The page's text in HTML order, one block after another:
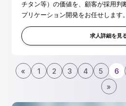
チタン等）の価値を、顧客が採用判
プリケーション開発をお任せします。 【具体的には】 ◆提
用の処方開発（アプリケーション開
を用いた参考処方の...
求人詳細を見
« 1 2 3 4 5 6
»